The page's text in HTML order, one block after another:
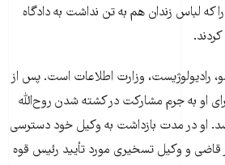
که لباس زندان هم به تن نداشت به دادگاه
رادیولوژیست، وزارت اطلاعات است. پس از
او به جرم مشارکت در کشته شدن روح‌الله
او در مدت بازداشت به وکیل خود دسترسی
قاضی و وکیل تسخیری مورد تأیید رئیس قوه